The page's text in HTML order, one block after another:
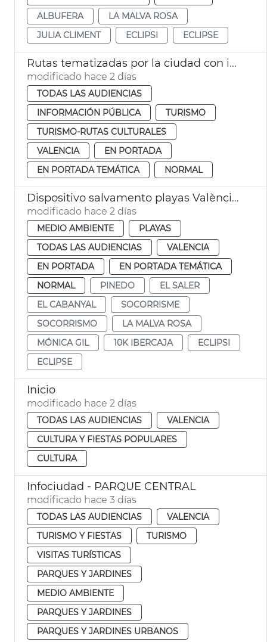
ALBUFERA
LA MALVA ROSA
JULIA CLIMENT
ECLIPSI ECLIPSE
Rutas tematizadas por la ciudad con intérprete de lengua de signos
modificado hace 2 días
TODAS LAS AUDIENCIAS
INFORMACIÓN PÚBLICA
TURISMO
TURISMO-RUTAS CULTURALES
VALENCIA
EN PORTADA
EN PORTADA TEMÁTICA
NORMAL
Dispositivo salvamento playas València eclipse
modificado hace 2 días
MEDIO AMBIENTE
PLAYAS
TODAS LAS AUDIENCIAS
VALENCIA
EN PORTADA
EN PORTADA TEMÁTICA
NORMAL
PINEDO
EL SALER
EL CABANYAL
SOCORRISME
SOCORRISMO
LA MALVA ROSA
MÓNICA GIL
10K IBERCAJA
ECLIPSI
ECLIPSE
Inicio
modificado hace 2 días
TODAS LAS AUDIENCIAS
VALENCIA
CULTURA Y FIESTAS POPULARES
CULTURA
Infociudad - PARQUE CENTRAL
modificado hace 3 días
TODAS LAS AUDIENCIAS
VALENCIA
TURISMO Y FIESTAS
TURISMO
VISITAS TURÍSTICAS
PARQUES Y JARDINES
MEDIO AMBIENTE
PARQUES Y JARDINES
PARQUES Y JARDINES URBANOS